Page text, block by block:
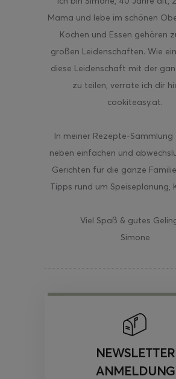
Mama und lebe im schönen
Kochen und Essen gehören
großen Leidenschaften. Wie
diese Leidenschaft mit der
zu teilen, verrate ich dir
cookiteasy.at.
In meiner Rezepte-
neben einfachen und
Gerichten für die ganze
Tipps rund um Speiseplanung,
Viel Spaß & gutes
Simone
NEWSLETTER
ANMELDUNG